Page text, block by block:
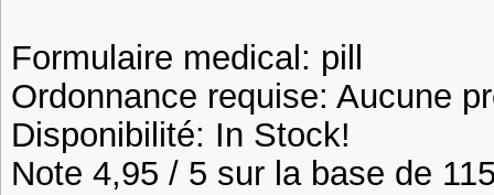
Formulaire medical: pill
Ordonnance requise: Aucune
Disponibilité: In Stock!
Note 4,95 / 5 sur la base de